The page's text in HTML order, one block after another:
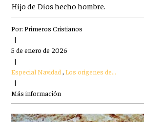
Hijo de Dios hecho hombre.
Por: Primeros Cristianos
|
5 de enero de 2026
|
Especial Navidad ,Los origenes de...
|
Más información